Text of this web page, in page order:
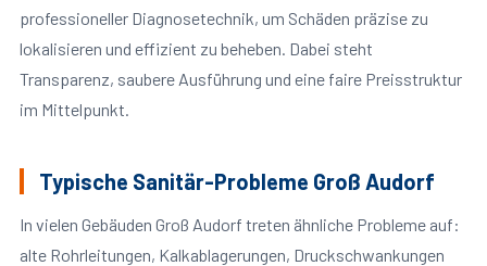
professioneller Diagnosetechnik, um Schäden präzise zu
lokalisieren und effizient zu beheben. Dabei steht
Transparenz, saubere Ausführung und eine faire Preisstruktur
im Mittelpunkt.
Typische Sanitär-Probleme Groß Audorf
In vielen Gebäuden Groß Audorf treten ähnliche Probleme auf:
alte Rohrleitungen, Kalkablagerungen, Druckschwankungen